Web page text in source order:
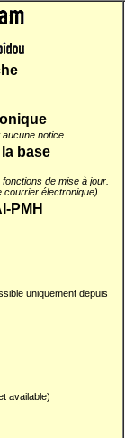
aucune notice
base
de mise à jour.
courrier électronique)
PMH
uniquement depuis
available)